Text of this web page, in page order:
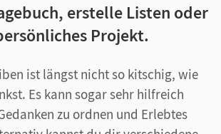
erstelle Listen oder
Projekt.
ist längst nicht so kitschig, wie
Es kann sogar sehr hilfreich
zu ordnen und Erlebtes